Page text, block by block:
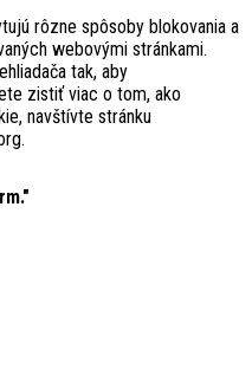
rôzne spôsoby blokovania a
webovými stránkami.
tak, aby
zistiť viac o tom, ako
navštívte stránku